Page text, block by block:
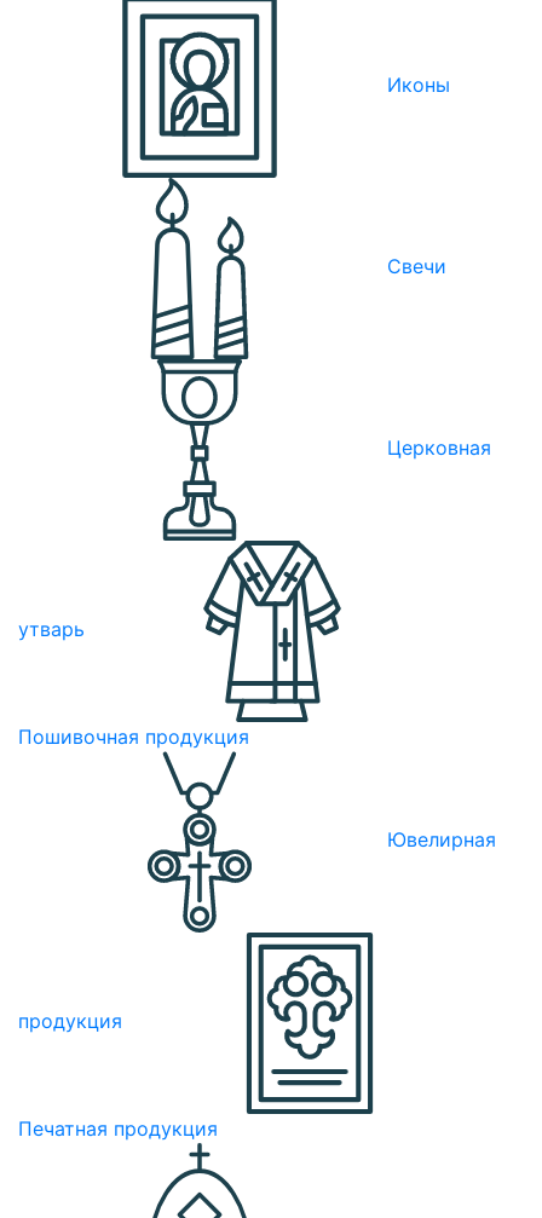
Иконы
Свечи
Церковная
утварь
Пошивочная продукция
Ювелирная
продукция
Печатная продукция